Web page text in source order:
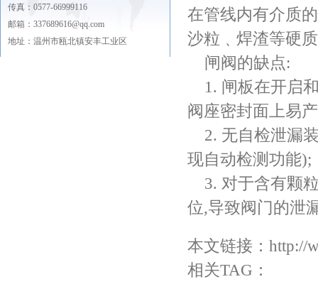
传真：0577-66999116
邮箱：337689616@qq.com
地址：温州市瓯北镇安丰工业区
在管线内有介质
沙粒﹑焊渣等硬
闸阀的缺点:
1. 闸板在开启
阀座密封面上易
2. 无自检泄漏
现自动检测功能);
3. 对于含有颗
位,导致阀门的泄
本文链接： http://
相关TAG：